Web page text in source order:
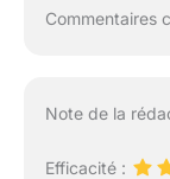
Commentaires
Note de la
Efficacité :